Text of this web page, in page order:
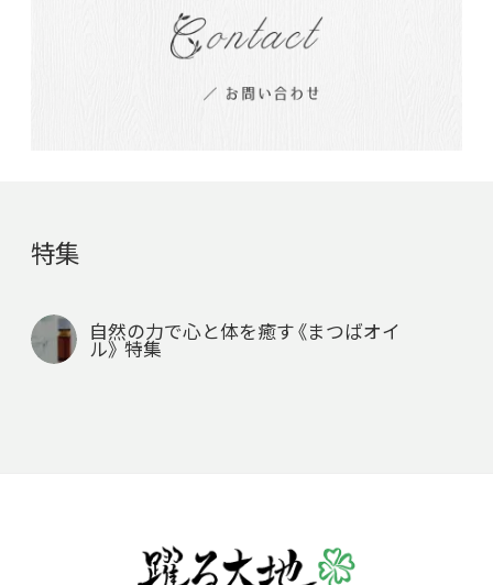
特集
自然の力で心と体を癒す《まつばオイ
ル》 特集